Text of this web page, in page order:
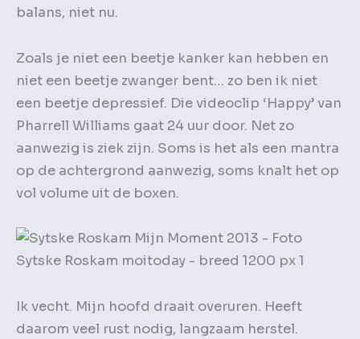
balans, niet nu.
Zoals je niet een beetje kanker kan hebben en
niet een beetje zwanger bent… zo ben ik niet
een beetje depressief. Die videoclip ‘Happy’ van
Pharrell Williams gaat 24 uur door. Net zo
aanwezig is ziek zijn. Soms is het als een mantra
op de achtergrond aanwezig, soms knalt het op
vol volume uit de boxen.
Ik vecht. Mijn hoofd draait overuren. Heeft
daarom veel rust nodig, langzaam herstel.